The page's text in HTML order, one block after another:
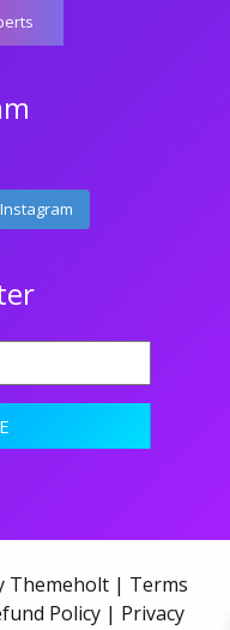
Themeholt | Terms
Policy | Privacy